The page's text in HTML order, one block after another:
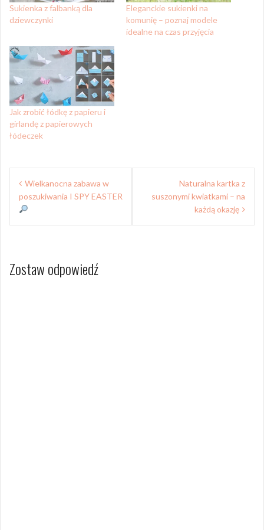
Sukienka z falbanką dla
dziewczynki
Eleganckie sukienki na
komunię – poznaj modele
idealne na czas przyjęcia
Jak zrobić łódkę z papieru i
girlandę z papierowych
łódeczek
Nawigacja
wpisu
Wielkanocna zabawa w
poszukiwania I SPY EASTER
Naturalna kartka z
suszonymi kwiatkami – na
każdą okazję
Zostaw odpowiedź